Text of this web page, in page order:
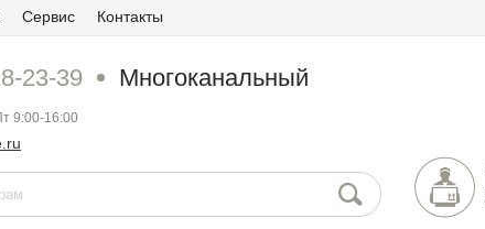
Сервис Контакты
23-39 Многоканальный
9:00-16:00